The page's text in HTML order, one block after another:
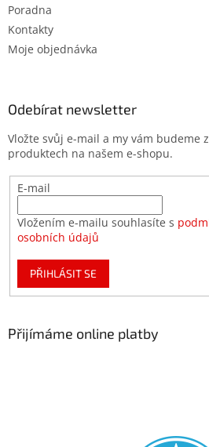
Poradna
Kontakty
Moje objednávka
Odebírat newsletter
Vložte svůj e-mail a my vám budeme
produktech na našem e-shopu.
E-mail
Vložením e-mailu souhlasíte s
osobních údajů
PŘIHLÁSIT SE
Přijímáme online platby